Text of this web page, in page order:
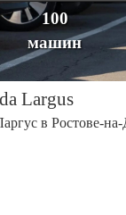
100
машин
Largus